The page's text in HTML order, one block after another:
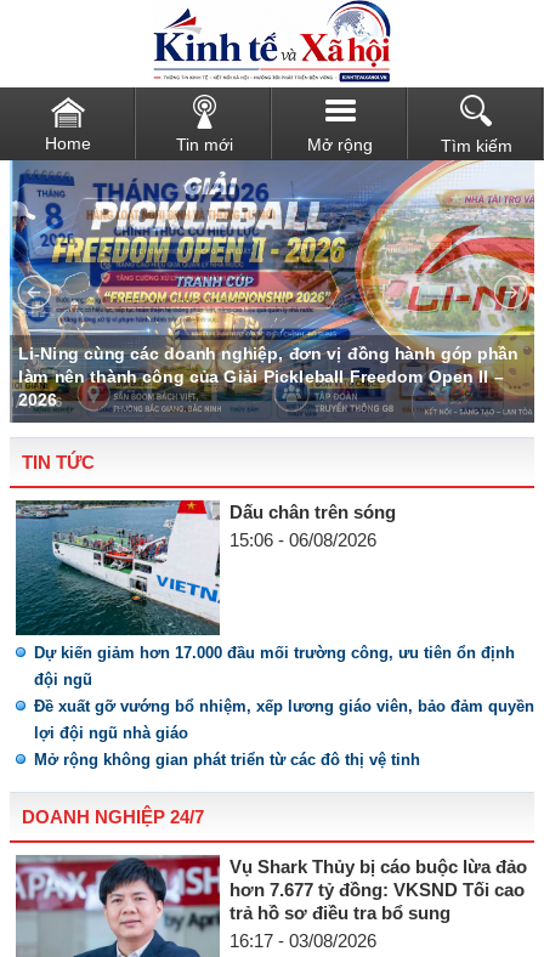
Home Tin mới Mở rộng Tìm kiếm
Li-Ning cùng các doanh nghiệp, đơn vị đồng hành góp phần
làm nên thành công của Giải Pickleball Freedom Open II –
2026
TIN TỨC
Dấu chân trên sóng
15:06 - 06/08/2026
Dự kiến giảm hơn 17.000 đầu mối trường công, ưu tiên ổn định
đội ngũ
Đề xuất gỡ vướng bổ nhiệm, xếp lương giáo viên, bảo đảm quyền
lợi đội ngũ nhà giáo
Mở rộng không gian phát triển từ các đô thị vệ tinh
DOANH NGHIỆP 24/7
Vụ Shark Thủy bị cáo buộc lừa đảo
hơn 7.677 tỷ đồng: VKSND Tối cao
trả hồ sơ điều tra bổ sung
16:17 - 03/08/2026